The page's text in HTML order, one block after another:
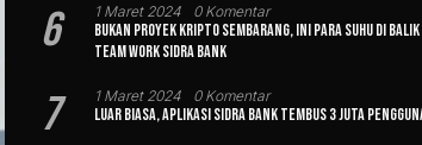
6 1 Maret 2024 0 Komentar
Bukan Proyek Kripto Sembarang, Ini Para Suhu di Balik
Team Work Sidra Bank
7 1 Maret 2024 0 Komentar
Luar Biasa, Aplikasi Sidra Bank Tembus 3 Juta